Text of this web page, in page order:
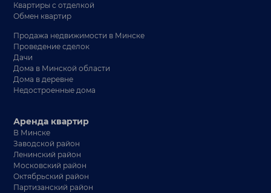
Квартиры с отделкой
Обмен квартир
Продажа недвижимости в Минске
Проведение сделок
Дачи
Дома в Минской области
Дома в деревне
Недостроенные дома
Аренда квартир
В Минске
Заводской район
Ленинский район
Московский район
Октябрьский район
Партизанский район